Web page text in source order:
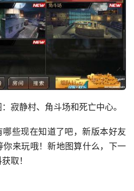
寂静村、角斗场和死亡中心。
些现在知道了吧，新版本好友
你来玩哦！新地图算什么，下一
取！